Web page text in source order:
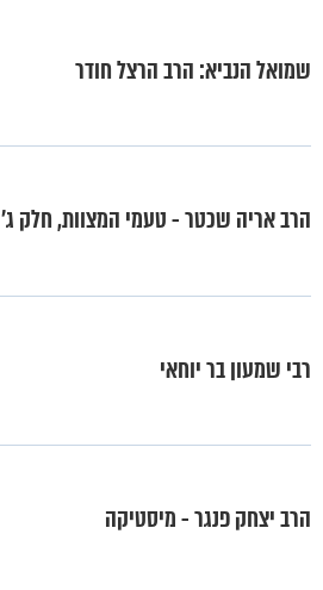
שמואל הנביא: הרב הרצל חודר
הרב אריה שכטר - טעמי המצוות, חלק ג’
רבי שמעון בר יוחאי
הרב יצחק פנגר - מיסטיקה